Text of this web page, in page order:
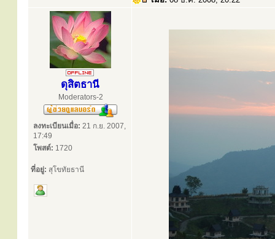
ดุสิตธานี
Moderators-2
ลงทะเบียนเมื่อ: 21 ก.ย. 2007,
17:49
โพสต์: 1720
ที่อยู่: สุโขทัยธานี